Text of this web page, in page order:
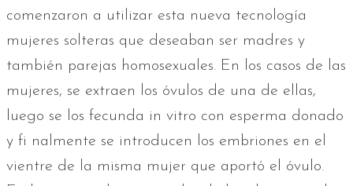
comenzaron a utilizar esta nueva tecnología
mujeres solteras que deseaban ser madres y
también parejas homosexuales. En los casos de las
mujeres, se extraen los óvulos de una de ellas,
luego se los fecunda in vitro con esperma donado
y fi nalmente se introducen los embriones en el
vientre de la misma mujer que aportó el óvulo.